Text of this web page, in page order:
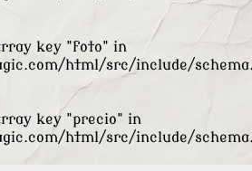
key "foto" in
html/src/include/
key "precio" in
html/src/include/